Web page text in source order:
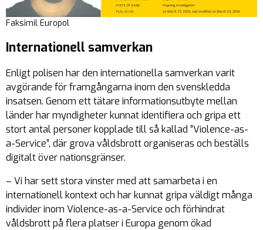
Faksimil Europol
Internationell samverkan
Enligt polisen har den internationella samverkan varit
avgörande för framgångarna inom den svenskledda
insatsen. Genom ett tätare informationsutbyte mellan
länder har myndigheter kunnat identifiera och gripa ett
stort antal personer kopplade till så kallad ”Violence-as-
a-Service”, där grova våldsbrott organiseras och beställs
digitalt över nationsgränser.
– Vi har sett stora vinster med att samarbeta i en
internationell kontext och har kunnat gripa väldigt många
individer inom Violence-as-a-Service och förhindrat
våldsbrott på flera platser i Europa genom ökad